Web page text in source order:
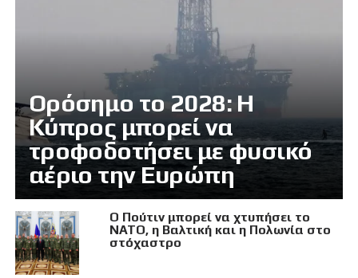
Ορόσημο το 2028: Η
Κύπρος μπορεί να
τροφοδοτήσει με φυσικό
αέριο την Ευρώπη
Ο Πούτιν μπορεί να χτυπήσει το
ΝΑΤΟ, η Βαλτική και η Πολωνία στο
στόχαστρο